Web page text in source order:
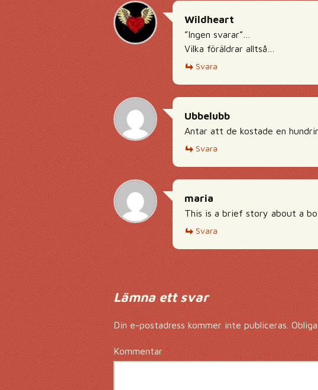
Wildheart
”Ingen svarar”…
Vilka föräldrar alltså…
Svara
Ubbelubb
Antar att de kostade en
Svara
maria
This is a brief story about a
Svara
Lämna ett svar
Din e-postadress kommer inte publiceras.
Kommentar*